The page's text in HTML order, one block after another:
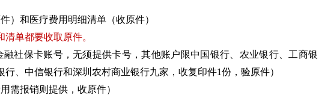
）和医疗费用明细清单（收原件）
单都要收取原件。
社保卡账号，无须提供卡号，其他账户限中国银行、农业银行、工商银
、中信银行和深圳农村商业银行九家，收复印件1份，验原件）
需报销则提供，收原件）